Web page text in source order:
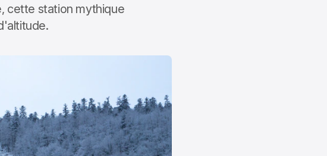
cette station mythique